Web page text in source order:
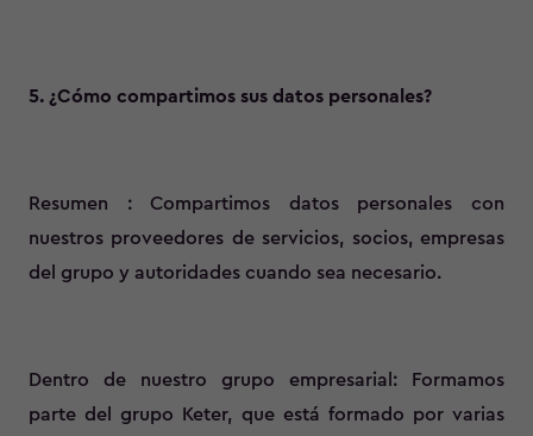
5. ¿Cómo compartimos sus datos personales?
Resumen : Compartimos datos personales con
nuestros proveedores de servicios, socios, empresas
del grupo y autoridades cuando sea necesario.
Dentro de nuestro grupo empresarial: Formamos
parte del grupo Keter, que está formado por varias